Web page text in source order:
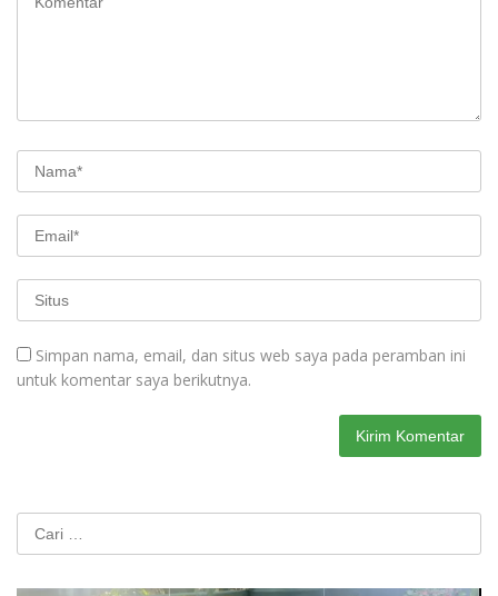
Simpan nama, email, dan situs web saya pada peramban ini
untuk komentar saya berikutnya.
Cari
untuk: